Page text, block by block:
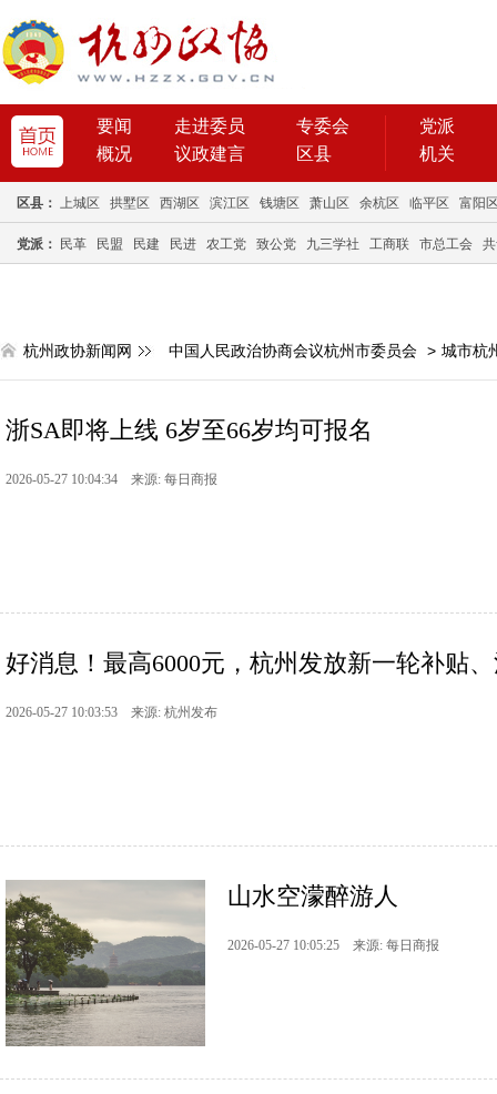
要闻 走进委员
专委会
概况
议政建言 区县
党派
机关
区县： 上城区 拱墅区 西湖区 滨江区 钱塘区 萧山区 余杭区 临平区 富阳
党派： 民革 民盟 民建 民进 农工党 致公党 九三学社 工商联 市总工会
杭州政协新闻网 中国人民政治协商会议杭州市委员会 > 城市杭
浙SA即将上线 6岁至66岁均可报名
2026-05-27 10:04:34 来源: 每日商报
好消息！最高6000元，杭州发放新一轮补贴
2026-05-27 10:03:53 来源: 杭州发布
山水空濛醉游人
2026-05-27 10:05:25 来源: 每日商报